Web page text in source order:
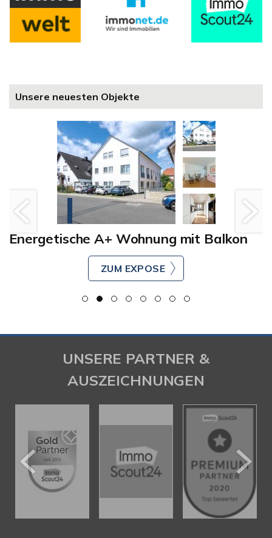
Unsere neuesten Objekte
Energetische A+ Wohnung mit Balkon
ZUM EXPOSE
UNSERE PARTNER &
AUSZEICHNUNGEN